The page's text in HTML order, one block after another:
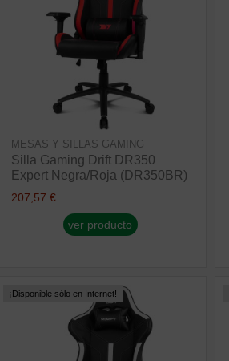
MESAS Y SILLAS GAMING
Silla Gaming Drift DR350
Expert Negra/Roja (DR350BR)
207,57 €
ver producto
¡Disponible sólo en Internet!